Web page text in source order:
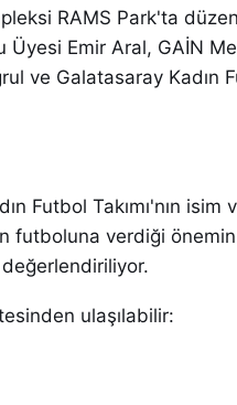
RAMS Park'ta
Üyesi Emir Aral, GAİN
ve Galatasaray Kadın
Futbol Takımı'nın isim
futboluna verdiği
değerlendiriliyor.
ulaşılabilir: